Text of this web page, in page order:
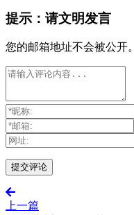
提示：请文明发言
您的邮箱地址不会被公开。
上一篇